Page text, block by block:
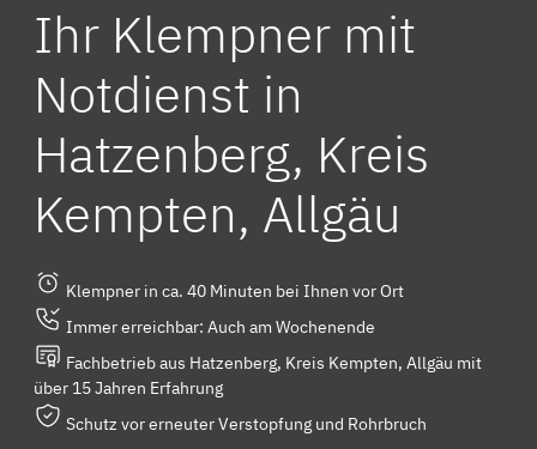
Ihr Klempner mit
Notdienst in
Hatzenberg, Kreis
Kempten, Allgäu
Klempner in ca. 40 Minuten bei Ihnen vor Ort
Immer erreichbar: Auch am Wochenende
Fachbetrieb aus Hatzenberg, Kreis Kempten, Allgäu mit
über 15 Jahren Erfahrung
Schutz vor erneuter Verstopfung und Rohrbruch